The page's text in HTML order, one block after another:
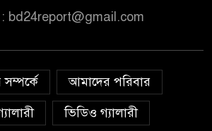
bd24report@gmail.com
আমাদের পরিবার
ভিডিও গ্যালারী